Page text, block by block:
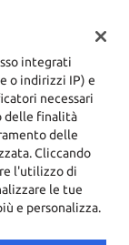
integrati
o indirizzi IP) e
necessari
delle finalità
delle
Cliccando
l'utilizzo di
le tue
e personalizza.